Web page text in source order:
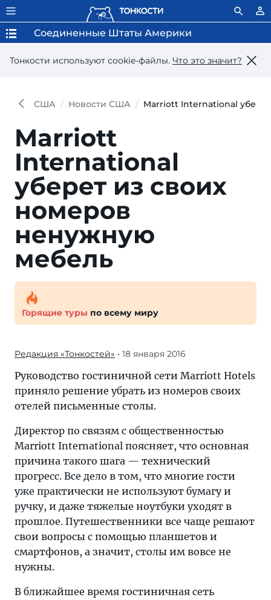
Тонкости используют сookie-файлы. Что это значит?
Соединенные Штаты Америки
США Новости США Marriott International
Marriott
International
уберет из своих
номеров
ненужную
мебель
Горящие туры по всему миру
Редакция «Тонкостей» • 18 января 2016
Руководство гостиничной сети Marriott Hotels
приняло решение убрать из номеров своих
отелей письменные столы.
Директор по связям с общественностью
Marriott International поясняет, что основная
причина такого шага — технический
прогресс. Все дело в том, что многие гости
уже практически не используют бумагу и
ручку, и даже тяжелые ноутбуки уходят в
прошлое. Путешественники все чаще решают
свои вопросы с помощью планшетов и
смартфонов, а значит, столы им вовсе не
нужны.
В ближайшее время гостиничная сеть